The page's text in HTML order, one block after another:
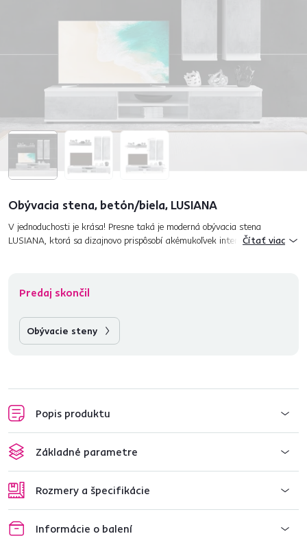
Obývacia stena, betón/biela, LUSIANA
V jednoduchosti je krása! Presne taká je moderná obývacia stena
LUSIANA, ktorá sa dizajnovo prispôsobí akémukoľvek interiéru obývacej
Čítať viac
Predaj skončil
Obývacie steny
Popis produktu
Základné parametre
Rozmery a špecifikácie
Informácie o balení